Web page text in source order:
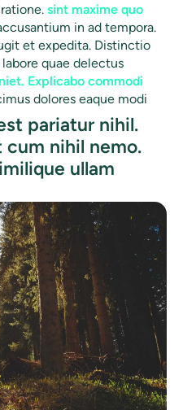
sint maxime quo
in ad tempora.
et expedita. Distinctio
quae delectus
Explicabo commodi
dolores eaque modi
pariatur nihil.
nihil nemo.
ullam